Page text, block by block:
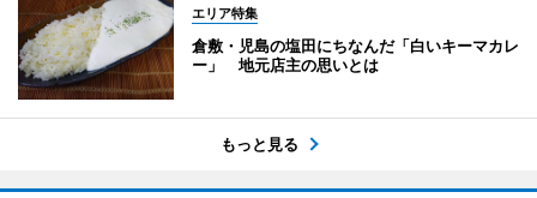
エリア特集
倉敷・児島の塩田にちなんだ「白いキーマカレ
ー」 地元店主の思いとは
もっと見る